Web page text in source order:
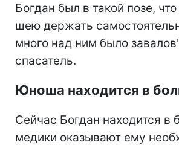
Богдан был в такой позе,
шею держать
много над ним было
спасатель.
Юноша находится в
Сейчас Богдан находится в
медики оказывают ему